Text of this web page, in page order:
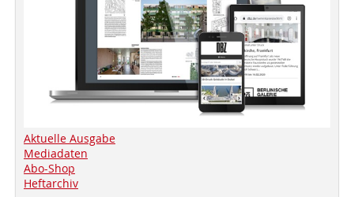
Aktuelle Ausgabe
Mediadaten
Abo-Shop
Heftarchiv